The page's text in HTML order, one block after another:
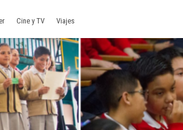
Cine y TV Viajes